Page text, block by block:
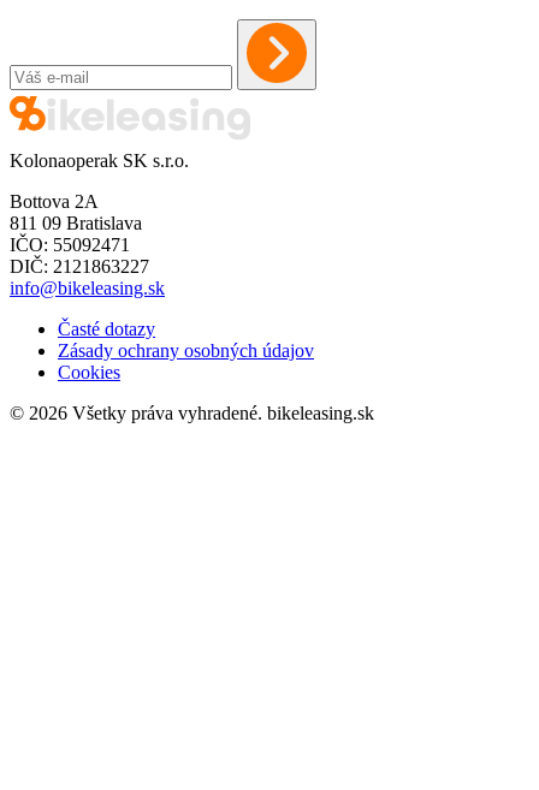
Kolonaoperak SK s.r.o.
Bottova 2A
811 09 Bratislava
IČO: 55092471
DIČ: 2121863227
info@bikeleasing.sk
Časté dotazy
Zásady ochrany osobných údajov
Cookies
© 2026 Všetky práva vyhradené. bikeleasing.sk